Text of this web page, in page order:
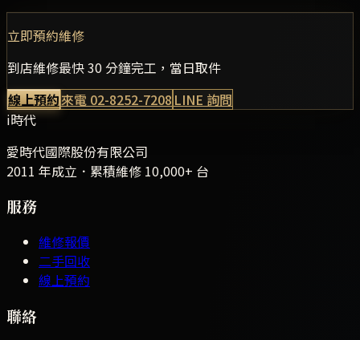
立即預約維修
到店維修最快 30 分鐘完工，當日取件
線上預約來電 02-8252-7208 LINE 詢問
i時代
愛時代國際股份有限公司
2011 年成立．累積維修 10,000+ 台
服務
維修報價
二手回收
線上預約
聯絡